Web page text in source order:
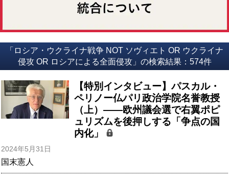
「ロシア・ウクライナ戦争 NOT ソヴィエト OR ウクライナ
侵攻 OR ロシアによる全面侵攻」の検索結果：574件
【特別インタビュー】パスカル・
ペリノー仏パリ政治学院名誉教授
（上）――欧州議会選で右翼ポピ
ュリズムを後押しする「争点の国
内化」
2024年5月31日
国末憲人